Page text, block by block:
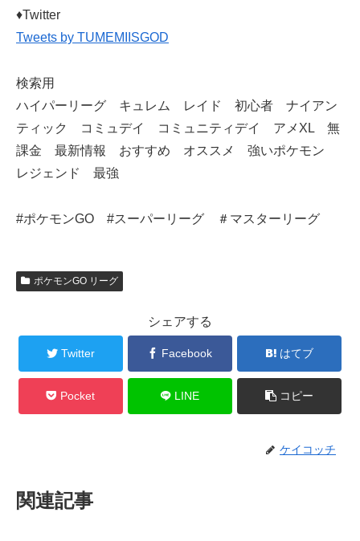
​♦Twitter
Tweets by TUMEMIISGOD
検索用
ハイパーリーグ キュレム レイド 初心者 ナイアン
ティック コミュデイ コミュニティデイ アメXL 無
課金 最新情報 おすすめ オススメ 強いポケモン
レジェンド 最強
#ポケモンGO #スーパーリーグ ＃マスターリーグ
ポケモンGO リーグ
シェアする
Twitter Facebook はてブ
Pocket LINE コピー
ケイコッチ
関連記事